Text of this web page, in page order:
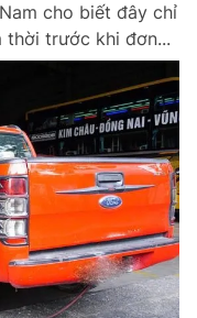
cho biết đây chỉ
thời trước khi đơn...